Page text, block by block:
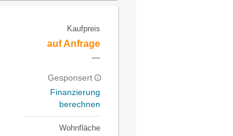
Kaufpreis
auf Anfrage
—
Gesponsert
Finanzierung
berechnen
Wohnfläche